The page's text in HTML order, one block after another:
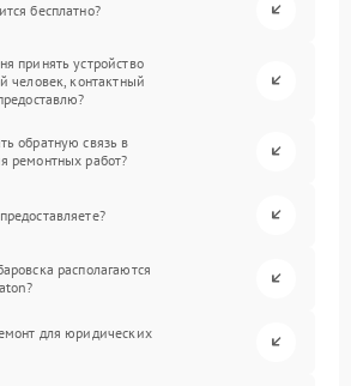
бесплатно?
принять устройство
человек, контактный
обратную связь в
ремонтных работ?
располагаются
для юридических